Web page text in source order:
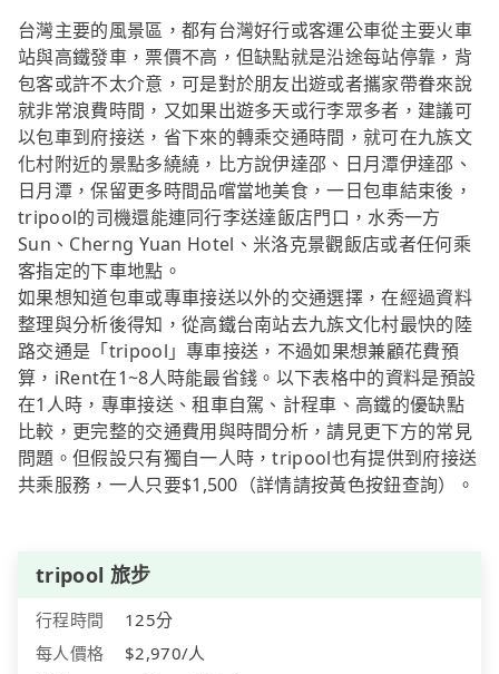
台灣主要的風景區，都有台灣好行或客運公車從主要火車
站與高鐵發車，票價不高，但缺點就是沿途每站停靠，背
包客或許不太介意，可是對於朋友出遊或者攜家帶眷來說
就非常浪費時間，又如果出遊多天或行李眾多者，建議可
以包車到府接送，省下來的轉乘交通時間，就可在九族文
化村附近的景點多繞繞，比方說伊達邵、日月潭伊達邵、
日月潭，保留更多時間品嚐當地美食，一日包車結束後，
tripool的司機還能連同行李送達飯店門口，水秀一方
Sun、Cherng Yuan Hotel、米洛克景觀飯店或者任何乘
客指定的下車地點。
如果想知道包車或專車接送以外的交通選擇，在經過資料
整理與分析後得知，從高鐵台南站去九族文化村最快的陸
路交通是「tripool」專車接送，不過如果想兼顧花費預
算，iRent在1~8人時能最省錢。以下表格中的資料是預設
在1人時，專車接送、租車自駕、計程車、高鐵的優缺點
比較，更完整的交通費用與時間分析，請見更下方的常見
問題。但假設只有獨自一人時，tripool也有提供到府接送
共乘服務，一人只要$1,500（詳情請按黃色按鈕查詢）。
tripool 旅步
行程時間
125分
每人價格
$2,970/人